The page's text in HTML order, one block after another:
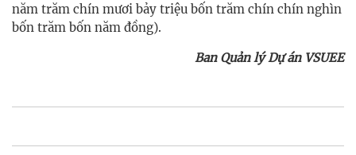
năm trăm chín mươi bảy triệu bốn trăm chín chín nghìn
bốn trăm bốn năm đồng).
Ban Quản lý Dự án VSUEE